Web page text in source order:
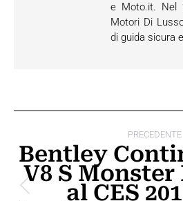
e Moto.it. Nel
Motori Di
di guida sicura
tra
post
PRECEDENTE
Post
Bentley
V8 S
al CES